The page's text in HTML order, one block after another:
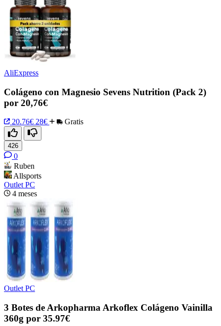
AliExpress
Colágeno con Magnesio Sevens Nutrition (Pack 2)
por 20,76€
20.76€ 28€ Gratis
426
0
Ruben
Allsports
Outlet PC
4 meses
Outlet PC
3 Botes de Arkopharma Arkoflex Colágeno Vainilla
360g por 35.97€